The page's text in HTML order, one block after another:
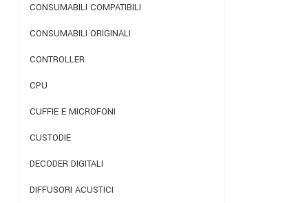
CONSUMABILI COMPATIBILI
CONSUMABILI ORIGINALI
CONTROLLER
CPU
CUFFIE E MICROFONI
CUSTODIE
DECODER DIGITALI
DIFFUSORI ACUSTICI